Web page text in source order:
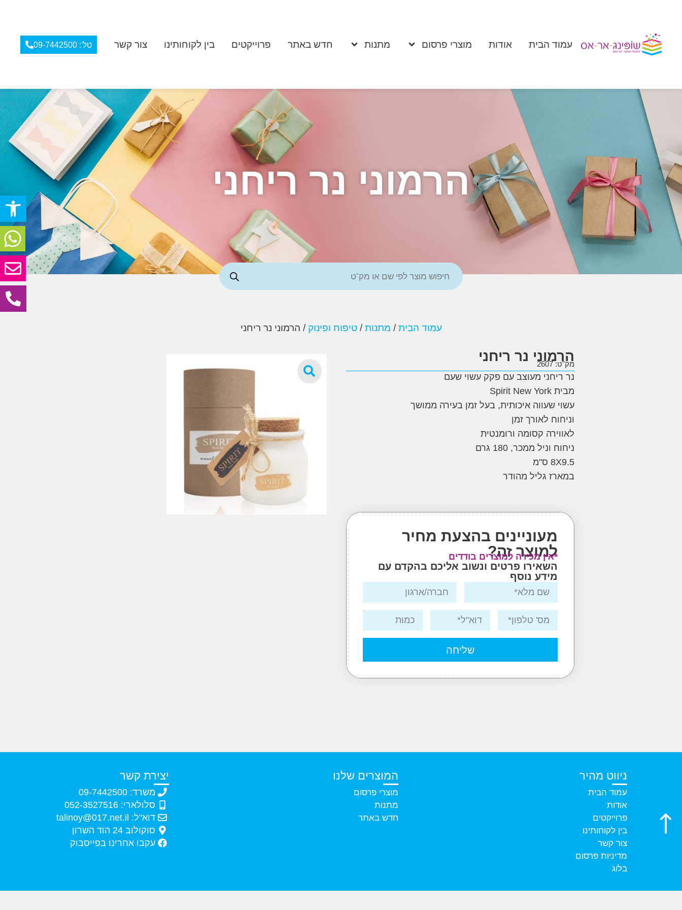
פתח
עמוד הבית אודות מוצרי פרסום מתנות חדש באתר פרוייקטים בין לקוחותינו צור קשר טל': 09-7442500
הרמוני נר ריחני
עמוד הבית/ מתנות/טיפוח ופינוק / הרמוני נר ריחני
הרמוני נר ריחני
מק"ט: 2607
נר ריחני מעוצב עם פקק עשוי שעם
מבית Spirit New York
עשוי שעווה איכותית, בעל זמן בעירה ממושך
וניחוח לאורך זמן
לאווירה קסומה ורומנטית
ניחוח וניל ממכר, 180 גרם
8X9.5 ס"מ
במארז גליל מהודר
מעוניינים בהצעת מחיר
למוצר זה?
*אין מכירה למוצרים בודדים
השאירו פרטים ונשוב אליכם בהקדם עם
מידע נוסף
שליחה
ניווט מהיר
עמוד הבית
אודות
פרוייקטים
בין לקוחותינו
צור קשר
מדיניות פרסום
בלוג
המוצרים שלנו
מוצרי פרסום
מתנות
חדש באתר
יצירת קשר
משרד: 09-7442500
סלולארי: 052-3527516
דוא"ל: talinoy@017.net.il
סוקולוב 24 הוד השרון
עקבו אחרינו בפייסבוק